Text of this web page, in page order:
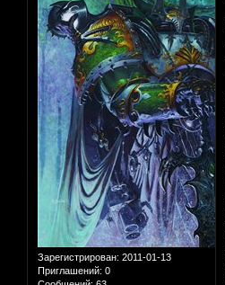
Зарегистрирован: 2011-01-13
Приглашений: 0